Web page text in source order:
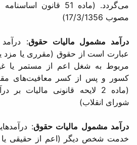
می‌گردد. (ماده 51
مصوب 17/3/1356)
درآمد مشمول مالیات حقوق:
عبارت است از حقوق (مقرری یا مزد
مربوط به شغل اعم از مستمر یا
كسور و پس از كسر معافیت‌های
شورای انقلاب)
درآمد مشمول مالیات حقوق:
خدمت شخص دیگر (اعم از حقیقی یا